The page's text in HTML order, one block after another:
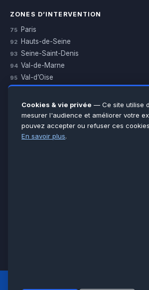
ZONES D’INTERVENTION
75 Paris
92 Hauts-de-Seine
93 Seine-Saint-Denis
94 Val-de-Marne
95 Val-d’Oise
Essonne
Seine-et-Marne
Voir toutes les villes →
LCM
Cookies & vie privée — Ce site utilise
mesurer l'audience et améliorer votre
pouvez accepter ou refuser ces
En savoir plus.